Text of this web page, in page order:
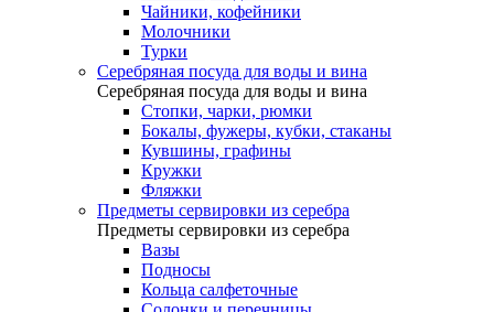
Чайники, кофейники
Молочники
Турки
Серебряная посуда для воды и вина
Серебряная посуда для воды и вина
Стопки, чарки, рюмки
Бокалы, фужеры, кубки, стаканы
Кувшины, графины
Кружки
Фляжки
Предметы сервировки из серебра
Предметы сервировки из серебра
Вазы
Подносы
Кольца салфеточные